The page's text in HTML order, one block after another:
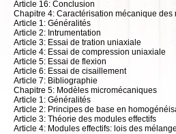
Article 16: Conclusion
Chapitre 4: Caractérisation mécanique des
Article 1: Généralités
Article 2: Intrumentation
Article 3: Essai de tration uniaxiale
Article 4: Essai de compression uniaxiale
Article 5: Essai de flexion
Article 6: Essai de cisaillement
Article 7: Bibliographie
Chapitre 5: Modèles micromécaniques
Article 1: Généralités
Article 2: Principes de base en
Article 3: Théorie des modules effectifs
Article 4: Modules effectifs: lois des